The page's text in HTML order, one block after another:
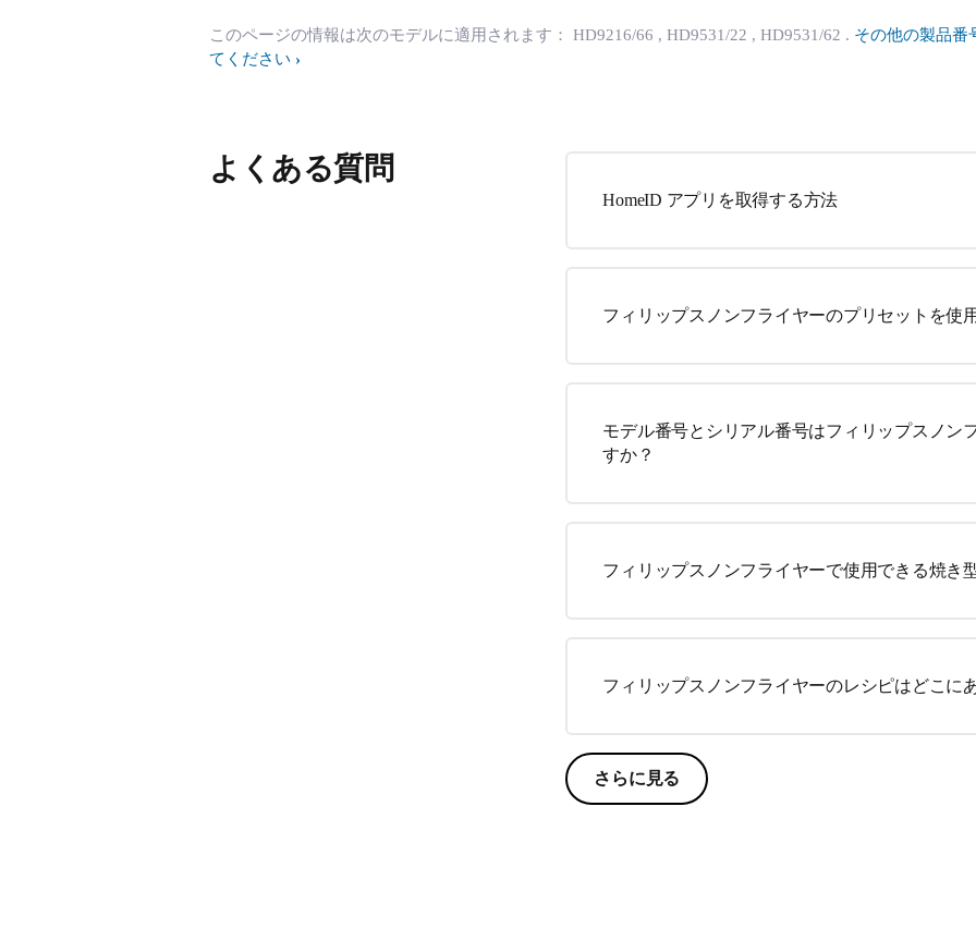
このページの情報は次のモデルに適用されます： HD9216/66 , HD9531/22 , HD9531/62 . その他の製品番
てください
よくある質問
HomeID アプリを取得する方法
フィリップスノンフライヤーのプリセットを使
モデル番号とシリアル番号はフィリップスノン
すか？
フィリップスノンフライヤーで使用できる焼き
フィリップスノンフライヤーのレシピはどこに
さらに見る